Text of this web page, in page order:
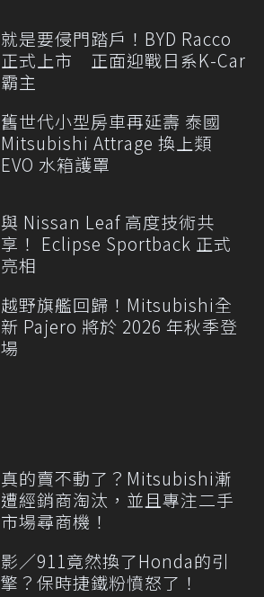
就是要侵門踏戶！BYD Racco
正式上市 正面迎戰日系K-Car
霸主
舊世代小型房車再延壽 泰國
Mitsubishi Attrage 換上類
EVO 水箱護罩
與 Nissan Leaf 高度技術共
享！ Eclipse Sportback 正式
亮相
越野旗艦回歸！Mitsubishi全
新 Pajero 將於 2026 年秋季登
場
真的賣不動了？Mitsubishi漸
遭經銷商淘汰，並且專注二手
市場尋商機！
影／911竟然換了Honda的引
擎？保時捷鐵粉憤怒了！